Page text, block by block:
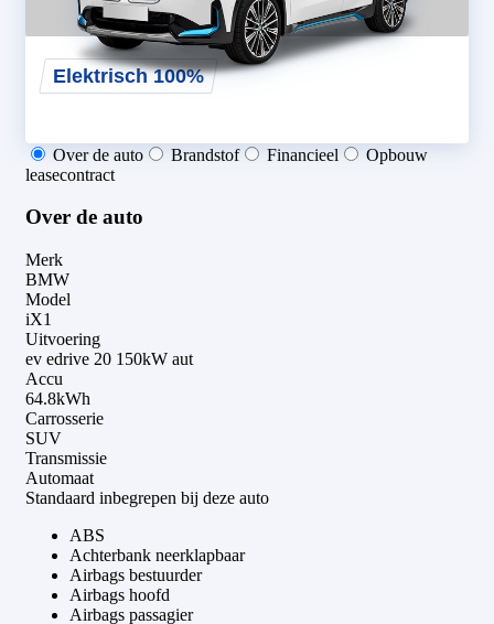
Elektrisch 100%
Over de auto Brandstof Financieel
Opbouw
leasecontract
Over de auto
Merk
BMW
Model
iX1
Uitvoering
ev edrive 20 150kW aut
Accu
64.8kWh
Carrosserie
SUV
Transmissie
Automaat
Standaard inbegrepen bij deze auto
ABS
Achterbank neerklapbaar
Airbags bestuurder
Airbags hoofd
Airbags passagier